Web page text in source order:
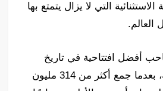
التي لا يزال يتمتع بها
أفضل افتتاحية في تاريخ
أفلام السيرة الذاتية، بعدما جمع أكثر من 314 مليون